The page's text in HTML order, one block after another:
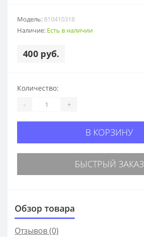
Модель: 810410318
Наличие: Есть в наличии
400 руб.
Количество:
- +
В КОРЗИНУ
БЫСТРЫЙ ЗАКАЗ
Обзор товара
Отзывов (0)